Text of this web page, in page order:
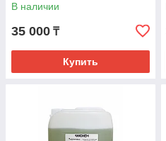
В наличии
35 000 ₸
Купить